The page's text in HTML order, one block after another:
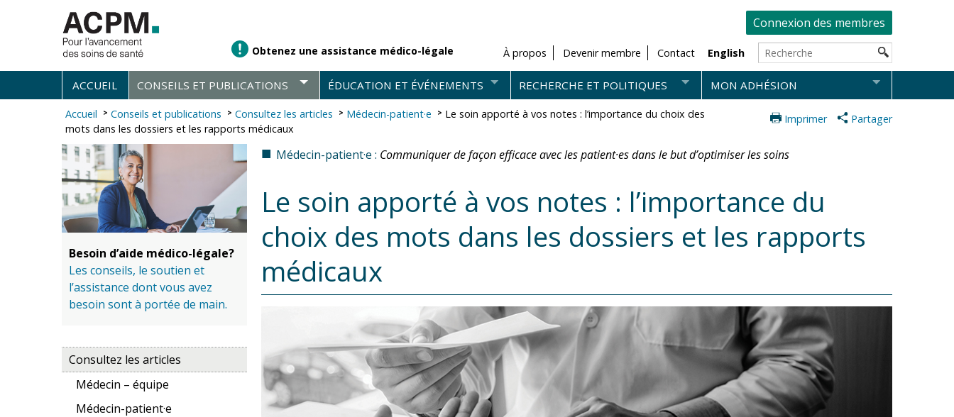
Connexion des membres
Obtenez une assistance médico-légale À propos Devenir membre Contact English
ACCUEIL CONSEILS ET PUBLICATIONS ÉDUCATION ET ÉVÉNEMENTS RECHERCHE ET POLITIQUES MON ADHÉSION
Accueil Conseils et publications Consultez les articles Médecin-patient·e
Le soin apporté à vos notes : l’importance du choix des
mots dans les dossiers et les rapports médicaux
Imprimer Partager
Besoin d’aide médico-légale?
Les conseils, le soutien et
l’assistance dont vous avez
besoin sont à portée de main.
Consultez les articles
Médecin – équipe
Médecin-patient·e
■ Médecin-patient·e : Communiquer de façon efficace avec les patient·es dans le but d’optimiser les soins
Le soin apporté à vos notes : l’importance du
choix des mots dans les dossiers et les rapports
médicaux